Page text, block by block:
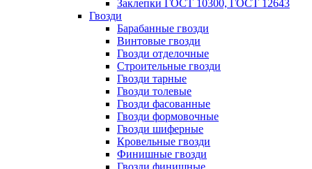
Заклепки ГОСТ 10300, ГОСТ 12643
Гвозди
Барабанные гвозди
Винтовые гвозди
Гвозди отделочные
Строительные гвозди
Гвозди тарные
Гвозди толевые
Гвозди фасованные
Гвозди формовочные
Гвозди шиферные
Кровельные гвозди
Финишные гвозди
Гвозди финишные